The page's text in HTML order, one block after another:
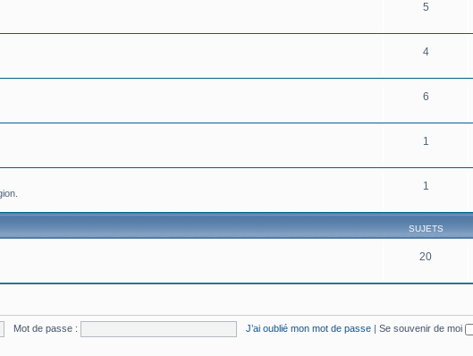
5
4
6
1
1
SUJETS
20
Mot de passe : J’ai oublié mon mot de passe | Se souvenir de moi